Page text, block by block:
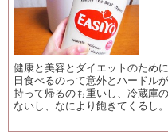
健康と美容とダイエットのため
日食べるのって意外とハードル
持って帰るのも重いし、冷蔵庫
ないし、なにより飽きてくるし